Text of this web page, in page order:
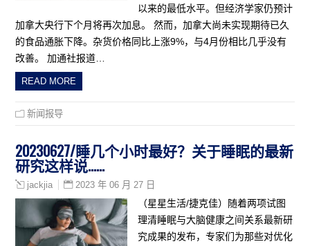
以来的最低水平。但经济学家仍预计
加拿大央行下个月将再次加息。 然而，加拿大尚未实现期待已久
的食品通胀下降。杂货价格同比上涨9%，与4月份相比几乎没有
改善。 加通社报道…
READ MORE
新闻报导
20230627/睡几个小时最好？关于睡眠的最新
研究这样说……
jackjia 2023 年 06 月 27 日
（星星生活/捷克佳）随着两项试图
理清睡眠与大脑健康之间关系最新研
究成果的发布，专家们为那些对优化